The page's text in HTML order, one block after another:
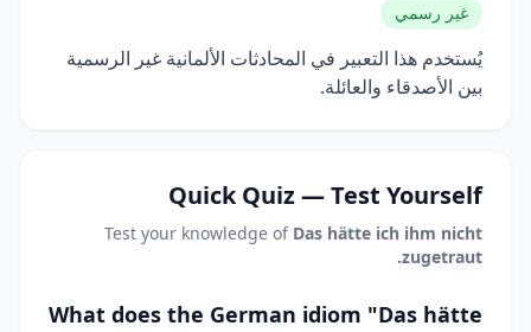
غير رسمي
يُستخدم هذا التعبير في المحادثات الألمانية غير الرسمية
بين الأصدقاء والعائلة.
Quick Quiz — Test Yourself
Test your knowledge of Das hätte ich ihm nicht
zugetraut.
What does the German idiom "Das hätte